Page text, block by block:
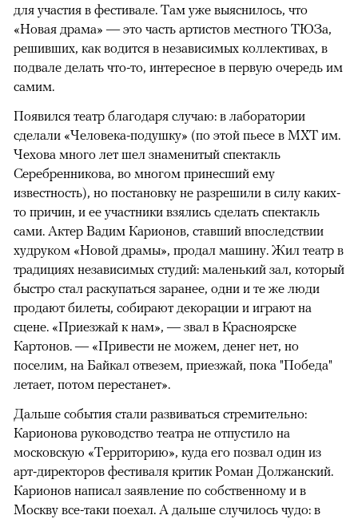
для участия в фестивале. Там уже выяснилось, что
«Новая драма» — это часть артистов местного ТЮЗа,
решивших, как водится в независимых коллективах, в
подвале делать что-то, интересное в первую очередь им
самим.
Появился театр благодаря случаю: в лаборатории
сделали «Человека-подушку» (по этой пьесе в МХТ им.
Чехова много лет шел знаменитый спектакль
Серебренникова, во многом принесший ему
известность), но постановку не разрешили в силу каких-
то причин, и ее участники взялись сделать спектакль
сами. Актер Вадим Карионов, ставший впоследствии
худруком «Новой драмы», продал машину. Жил театр в
традициях независимых студий: маленький зал, который
быстро стал раскупаться заранее, одни и те же люди
продают билеты, собирают декорации и играют на
сцене. «Приезжай к нам», — звал в Красноярске
Картонов. — «Привести не можем, денег нет, но
поселим, на Байкал отвезем, приезжай, пока "Победа"
летает, потом перестанет».
Дальше события стали развиваться стремительно:
Карионова руководство театра не отпустило на
московскую «Территорию», куда его позвал один из
арт-директоров фестиваля критик Роман Должанский.
Карионов написал заявление по собственному и в
Москву все-таки поехал. А дальше случилось чудо: в